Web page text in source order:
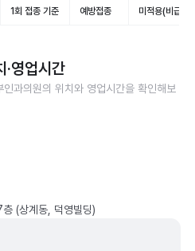
1회 접종 기준 예방접종 미적용(비급여)
·영업시간
인과의원의 위치와 영업시간을 확인해보
(상계동, 덕영빌딩)